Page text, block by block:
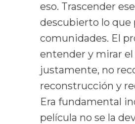
eso. Trascender
descubierto lo que
comunidades. El
entender y mirar
justamente, no
reconstrucción y
Era fundamental
película no se la